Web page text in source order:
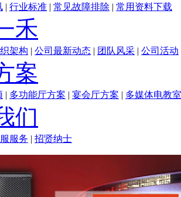
| 行业标准 | 常见故障排除 | 常用资料下载
禾
架构 | 公司最新动态 | 团队风采 | 公司活动
案
| 多功能厅方案 | 宴会厅方案 | 多媒体电教室
们
服务 | 招贤纳士